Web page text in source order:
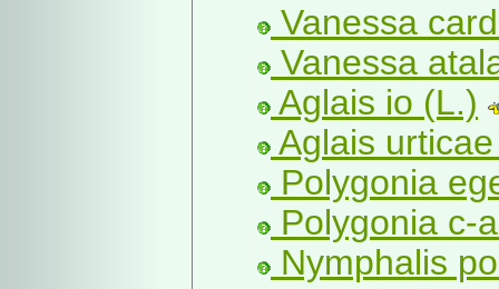
Vanessa
Vanessa
Aglais io (L.)
Aglais
Polygonia
Polygonia c-
Nymphalis